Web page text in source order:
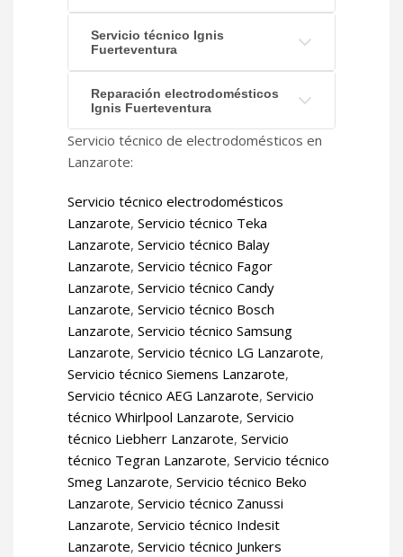
Servicio técnico Ignis
Fuerteventura
Reparación electrodomésticos
Ignis Fuerteventura
Servicio técnico de electrodomésticos en
Lanzarote:
Servicio técnico electrodomésticos
Lanzarote, Servicio técnico Teka
Lanzarote, Servicio técnico Balay
Lanzarote, Servicio técnico Fagor
Lanzarote, Servicio técnico Candy
Lanzarote, Servicio técnico Bosch
Lanzarote, Servicio técnico Samsung
Lanzarote, Servicio técnico LG Lanzarote,
Servicio técnico Siemens Lanzarote,
Servicio técnico AEG Lanzarote, Servicio
técnico Whirlpool Lanzarote, Servicio
técnico Liebherr Lanzarote, Servicio
técnico Tegran Lanzarote, Servicio técnico
Smeg Lanzarote, Servicio técnico Beko
Lanzarote, Servicio técnico Zanussi
Lanzarote, Servicio técnico Indesit
Lanzarote, Servicio técnico Junkers